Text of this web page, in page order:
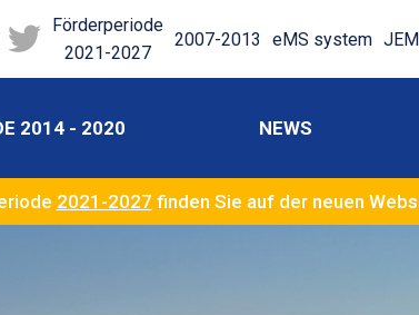
Förderperiode
2021-2027
2007-2013 eMS system
2014 - 2020 NEWS
2021-2027 finden Sie auf der neuen